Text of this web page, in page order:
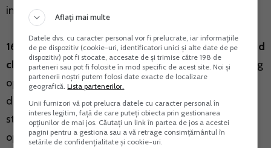
instrainare
16. Ccheltuielile efectuate de utilizator, reprezentand
chiria (rata de leasing)in cazul contractelor de leasing
operational, respectiv cheltuielile cu amortizarea si
dobanzile pentru contractele de leasing financiar,
stabilite in conformitate cu prevederile privind
operatiunile de leasing si societatile de leasing;
Aflați mai multe
Datele dvs. cu caracter personal vor fi prelucrate, iar informațiile
de pe dispozitiv (cookie-uri, identificatori unici și alte date de pe
dispozitiv) pot fi stocate, accesate de și trimise către 198 de
parteneri sau pot fi folosite în mod specific de acest site. Noi și
partenerii noștri putem folosi date exacte de localizare
geografică.Lista partenerilor.
Unii furnizori vă pot prelucra datele cu caracter personal în
interes legitim, față de care puteți obiecta prin gestionarea
opțiunilor de mai jos. Căutați un link în partea de jos a acestei
pagini pentru a gestiona sau a vă retrage consimțământul în
setările de confidențialitate și cookie-uri.